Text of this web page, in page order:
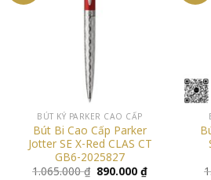
BÚT KÝ PARKER CAO CẤP
Bút Bi Cao Cấp Parker
Jotter SE X-Red CLAS CT
GB6-2025827
1.065.000₫ Giá
890.000₫Giá